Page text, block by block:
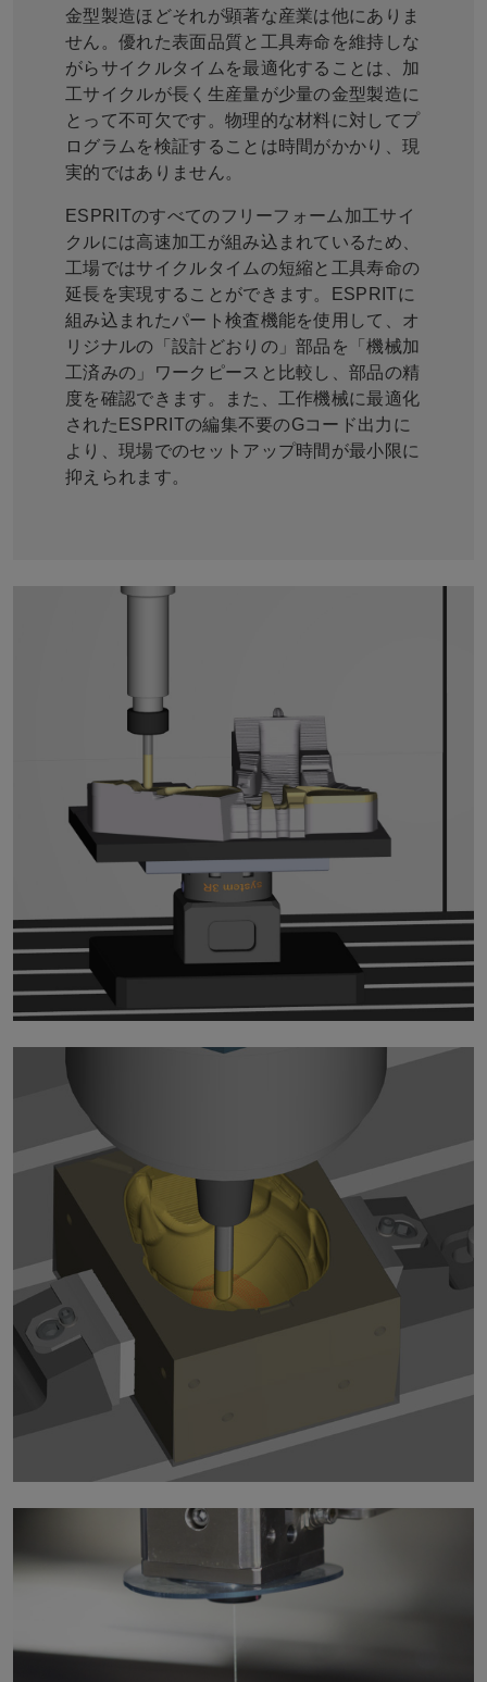
金型製造ほどそれが顕著な産業は他にありま
せん。優れた表面品質と工具寿命を維持しな
がらサイクルタイムを最適化することは、加
工サイクルが長く生産量が少量の金型製造に
とって不可欠です。物理的な材料に対してプ
ログラムを検証することは時間がかかり、現
実的ではありません。
ESPRITのすべてのフリーフォーム加工サイ
クルには高速加工が組み込まれているため、
工場ではサイクルタイムの短縮と工具寿命の
延長を実現することができます。ESPRITに
組み込まれたパート検査機能を使用して、オ
リジナルの「設計どおりの」部品を「機械加
工済みの」ワークピースと比較し、部品の精
度を確認できます。また、工作機械に最適化
されたESPRITの編集不要のGコード出力に
より、現場でのセットアップ時間が最小限に
抑えられます。